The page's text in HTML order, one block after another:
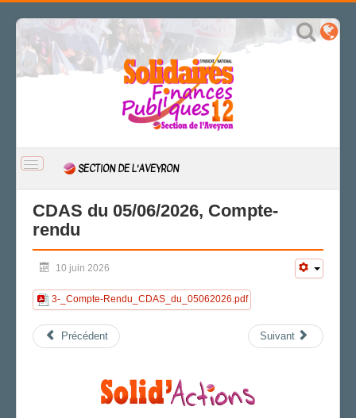
BASCULER
NAVIGATION
SECTION DE L'AVEYRON
ACTUALITÉ
CSAL
CAP/Recours
FS SSCT
Action sociale
Archives
LA SECTION
CDAS du 05/06/2026, Compte-
rendu
10 juin 2026
3-_Compte-Rendu_CDAS_du_05062026.pdf
Précédent Suivant